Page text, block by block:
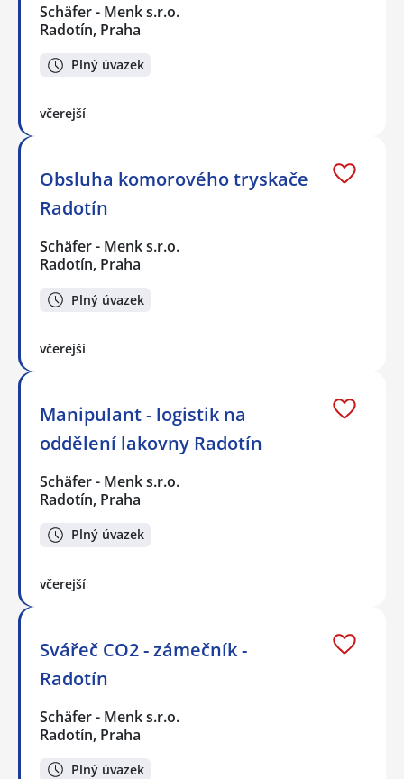
Schäfer - Menk s.r.o.
Radotín, Praha
Plný úvazek
včerejší
Obsluha komorového tryskače
Radotín
Schäfer - Menk s.r.o.
Radotín, Praha
Plný úvazek
včerejší
Manipulant - logistik na
oddělení lakovny Radotín
Schäfer - Menk s.r.o.
Radotín, Praha
Plný úvazek
včerejší
Svářeč CO2 - zámečník -
Radotín
Schäfer - Menk s.r.o.
Radotín, Praha
Plný úvazek